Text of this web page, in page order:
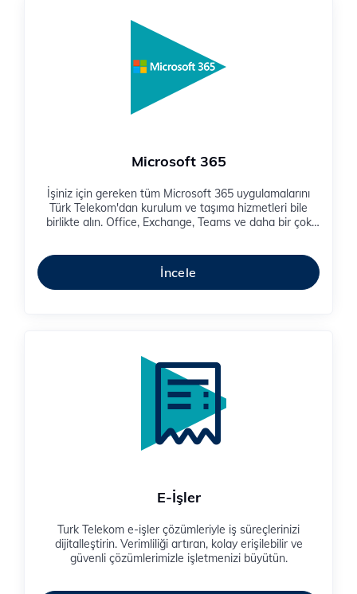
Microsoft 365
İşiniz için gereken tüm Microsoft 365 uygulamalarını
Türk Telekom'dan kurulum ve taşıma hizmetleri bile
birlikte alın. Office, Exchange, Teams ve daha bir çok
İncele
E-İşler
Turk Telekom e-işler çözümleriyle iş süreçlerinizi
dijitalleştirin. Verimliliği artıran, kolay erişilebilir ve
güvenli çözümlerimizle işletmenizi büyütün.